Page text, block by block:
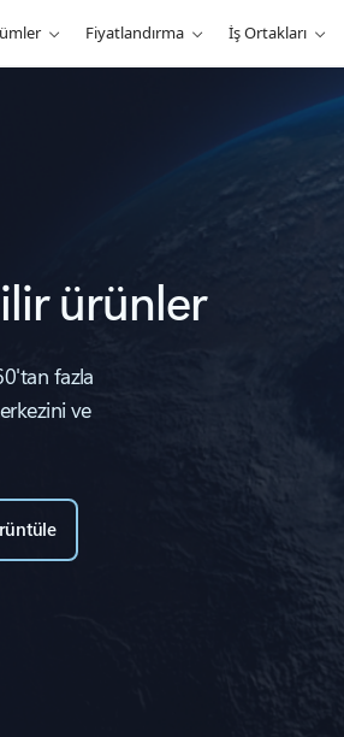
Fiyatlandırma İş Ortakları
ürünler
fazla
ve